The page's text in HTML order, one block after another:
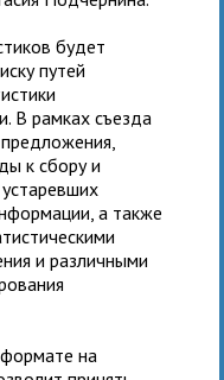
будет
путей
В рамках съезда
к сбору и
а также
и различными
на